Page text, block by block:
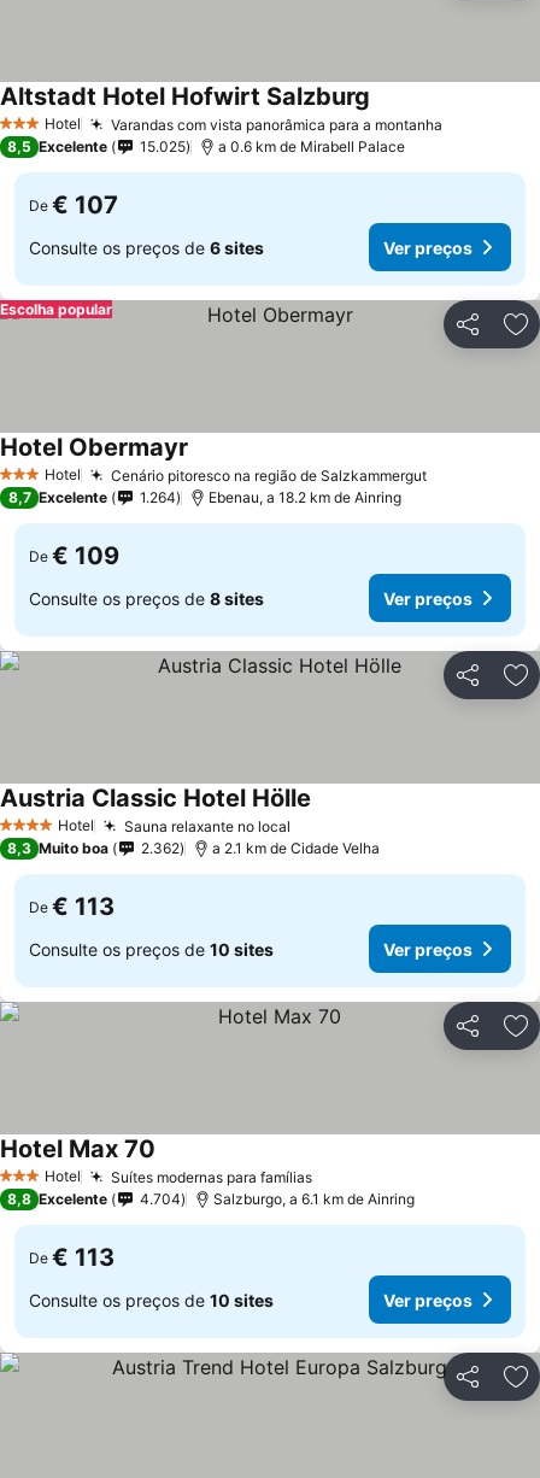
3 EstrelasHotel Varandas com vista panorâmica para a montanha
Altstadt Hotel Hofwirt Salzburg
8,5 Excelente 15.025 a 0.6 km de Mirabell Palace
De € 107
Consulte os preços de 6 sites Ver preços
Partilhar
Escolha popular
3 EstrelasHotel Cenário pitoresco na região de Salzkammergut
Hotel Obermayr
8,7 Excelente 1.264 Ebenau, a 18.2 km de Ainring
De € 109
Consulte os preços de 8 sites Ver preços
Partilhar
4 EstrelasHotel Sauna relaxante no local
Austria Classic Hotel Hölle
8,3 Muito boa 2.362 a 2.1 km de Cidade Velha
De € 113
Consulte os preços de 10 sites Ver preços
Partilhar
3 EstrelasHotel Suítes modernas para famílias
Hotel Max 70
8,8 Excelente 4.704 Salzburgo, a 6.1 km de Ainring
De € 113
Consulte os preços de 10 sites Ver preços
Partilhar